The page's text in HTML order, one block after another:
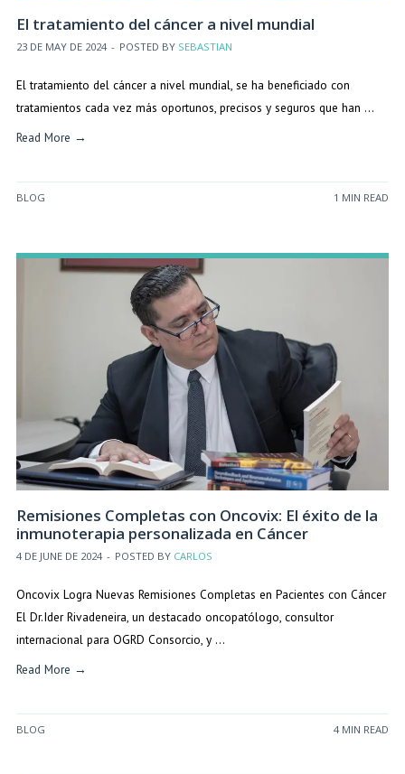
El tratamiento del cáncer a nivel mundial
23 DE MAY DE 2024 - POSTED BY SEBASTIAN
El tratamiento del cáncer a nivel mundial, se ha beneficiado con
tratamientos cada vez más oportunos, precisos y seguros que han …
Read More →
BLOG 1 MIN READ
Remisiones Completas con Oncovix: El éxito de la
inmunoterapia personalizada en Cáncer
4 DE JUNE DE 2024 - POSTED BY CARLOS
Oncovix Logra Nuevas Remisiones Completas en Pacientes con Cáncer
El Dr.Ider Rivadeneira, un destacado oncopatólogo, consultor
internacional para OGRD Consorcio, y …
Read More →
BLOG 4 MIN READ